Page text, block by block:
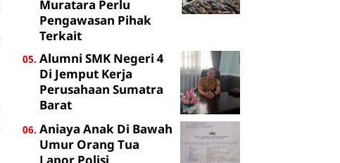
Muratara Perlu
Pengawasan Pihak
Terkait
Alumni SMK Negeri 4
Di Jemput Kerja
Perusahaan Sumatra
Barat
Aniaya Anak Di Bawah
Umur Orang Tua